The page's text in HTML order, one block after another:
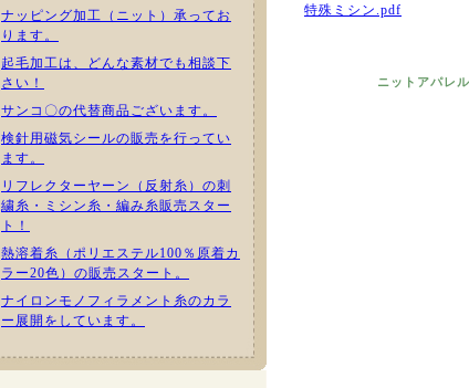
ナッピング加工（ニット）承ってお
ります。
起毛加工は、どんな素材でも相談下
さい！
サンコ〇の代替商品ございます。
検針用磁気シールの販売を行ってい
ます。
リフレクターヤーン（反射糸）の刺
繍糸・ミシン糸・編み糸販売スター
ト！
熱溶着糸（ポリエステル100％原着カ
ラー20色）の販売スタート。
ナイロンモノフィラメント糸のカラ
ー展開をしています。
特殊ミシン.pdf
ニットアパレ